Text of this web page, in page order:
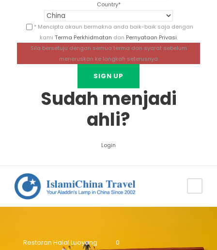
Country*
* Mencipta akaun bermakna anda baik-baik saja dengan
kami Terma Perkhidmatan dan Pernyataan Privasi.
Sila bersetuju dengan semua terma dan syarat sebelum
meneruskan ke langkah seterusnya
Sudah menjadi
ahli?
Login
Restoran Halal Luoyang 0